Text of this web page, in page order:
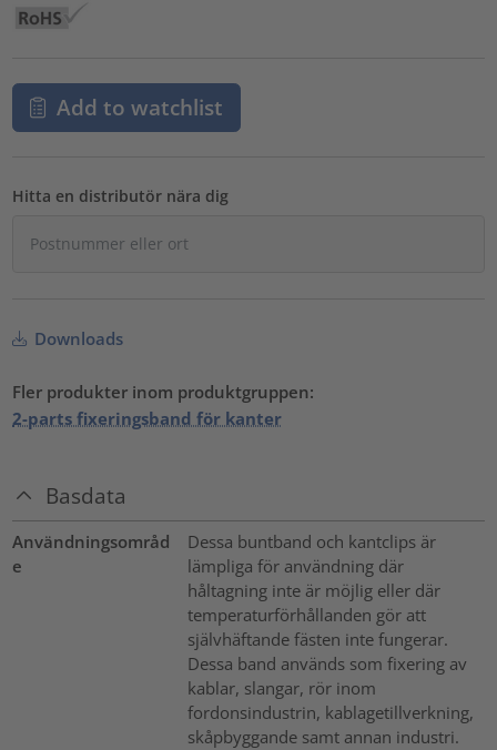
Add to watchlist
Hitta en distributör nära dig
Downloads
Fler produkter inom produktgruppen:
2-parts fixeringsband för kanter
Basdata
Användningsområd
e
Dessa buntband och kantclips är
lämpliga för användning där
håltagning inte är möjlig eller där
temperaturförhållanden gör att
självhäftande fästen inte fungerar.
Dessa band används som fixering av
kablar, slangar, rör inom
fordonsindustrin, kablagetillverkning,
skåpbyggande samt annan industri.